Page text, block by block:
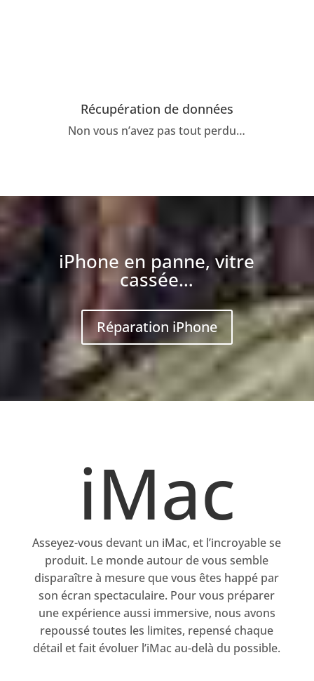
Récupération de données
Non vous n’avez pas tout perdu…
iPhone en panne, vitre
cassée…
Réparation iPhone
iMac
Asseyez-vous devant un iMac, et l’incroyable se
produit. Le monde autour de vous semble
disparaître à mesure que vous êtes happé par
son écran spectaculaire. Pour vous préparer
une expérience aussi immersive, nous avons
repoussé toutes les limites, repensé chaque
détail et fait évoluer l’iMac au-delà du possible.